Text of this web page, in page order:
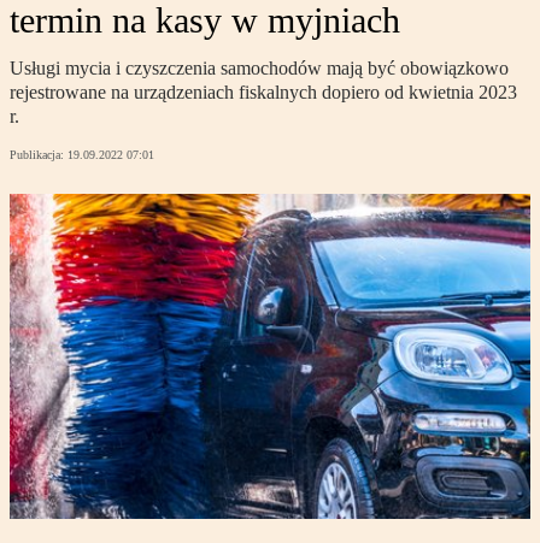
termin na kasy w myjniach
Usługi mycia i czyszczenia samochodów mają być obowiązkowo
rejestrowane na urządzeniach fiskalnych dopiero od kwietnia 2023
r.
Publikacja: 19.09.2022 07:01